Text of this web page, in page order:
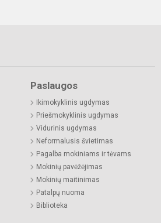
Paslaugos
Ikimokyklinis ugdymas
Priešmokyklinis ugdymas
Vidurinis ugdymas
Neformalusis švietimas
Pagalba mokiniams ir tėvams
Mokinių pavėžėjimas
Mokinių maitinimas
Patalpų nuoma
Biblioteka